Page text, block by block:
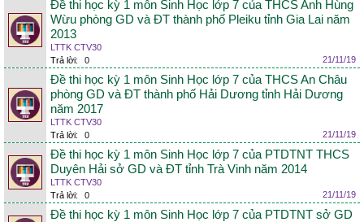
Đề thi học kỳ 1 môn Sinh Học lớp 7 của THCS Anh Hùng
Wừu phòng GD và ĐT thành phố Pleiku tỉnh Gia Lai năm
2013
LTTK CTV30
Trả lời:
0 21/11/19
Đề thi học kỳ 1 môn Sinh Học lớp 7 của THCS An Châu
phòng GD và ĐT thành phố Hải Dương tỉnh Hải Dương
năm 2017
LTTK CTV30
Trả lời:
0 21/11/19
Đề thi học kỳ 1 môn Sinh Học lớp 7 của PTDTNT THCS
Duyên Hải sở GD và ĐT tỉnh Trà Vinh năm 2014
LTTK CTV30
Trả lời:
0 21/11/19
Đề thi học kỳ 1 môn Sinh Học lớp 7 của PTDTNT sở GD